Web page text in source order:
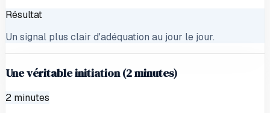
Résultat
Un signal plus clair d'adéquation au jour le jour.
Une véritable initiation (2 minutes)
2 minutes